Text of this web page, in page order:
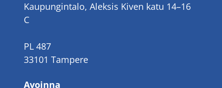
Kaupungintalo, Aleksis Kiven katu 14–16
C
PL 487
33101 Tampere
Avoinna